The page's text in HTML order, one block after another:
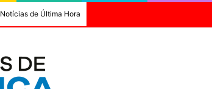
Notícias de Última Hora